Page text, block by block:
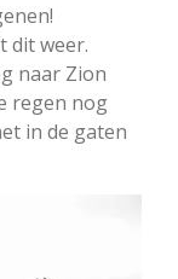
dit weer.
naar Zion
regen nog
in de gaten